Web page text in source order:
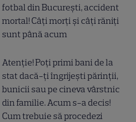
fotbal din București, accident
mortal! Câți morți și câți răniți
sunt până acum
Atenție! Poți primi bani de la
stat dacă-ți îngrijești părinții,
bunicii sau pe cineva vârstnic
din familie. Acum s-a decis!
Cum trebuie să procedezi